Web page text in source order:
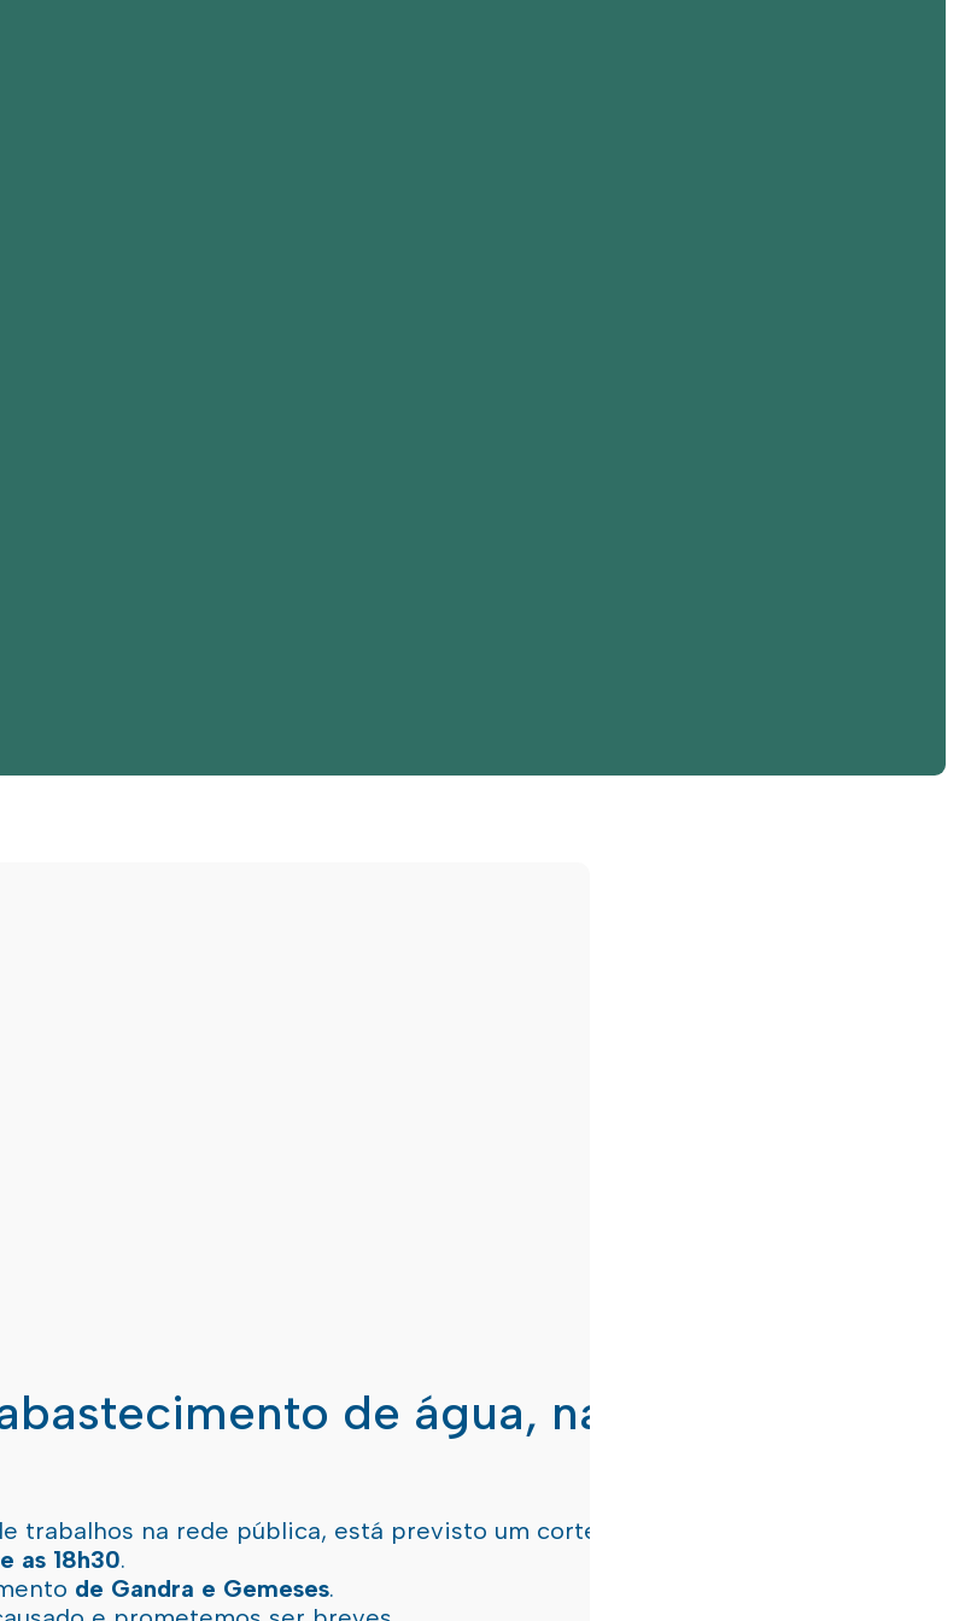
de água, nas freguesias de
trabalhos na rede pública, está previsto um corte de água
as 18h30.
de Gandra e Gemeses.